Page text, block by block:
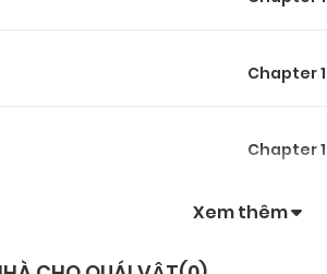
Chapter
Chapter
Xem thêm